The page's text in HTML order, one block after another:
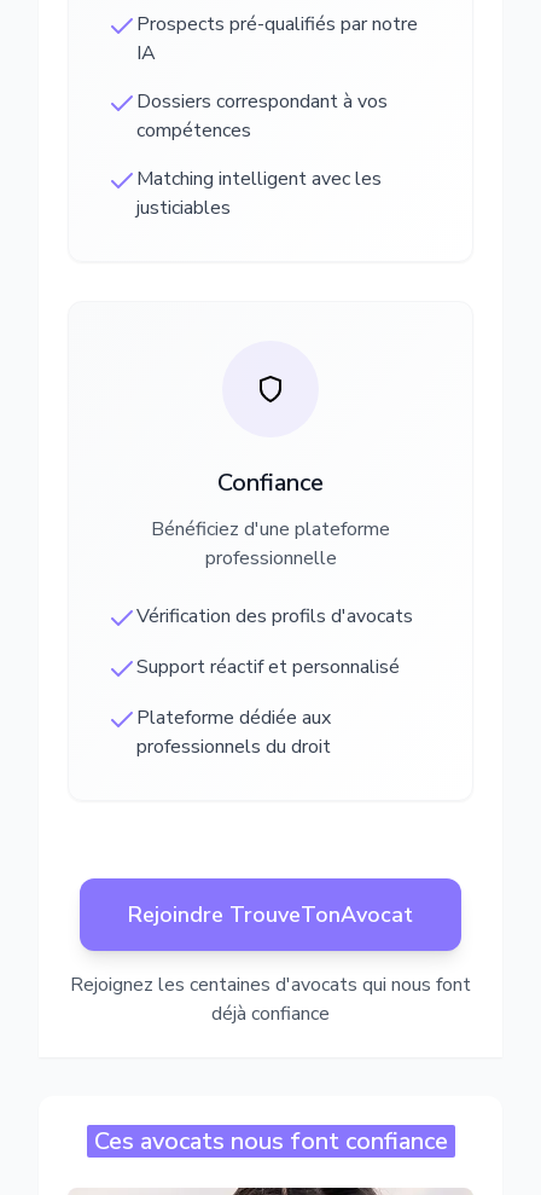
Prospects pré-qualifiés par notre
IA
Dossiers correspondant à vos
compétences
Matching intelligent avec les
justiciables
Confiance
Bénéficiez d'une plateforme
professionnelle
Vérification des profils d'avocats
Support réactif et personnalisé
Plateforme dédiée aux
professionnels du droit
Rejoindre TrouveTonAvocat
Rejoignez les centaines d'avocats qui nous font
déjà confiance
Ces avocats nous font confiance